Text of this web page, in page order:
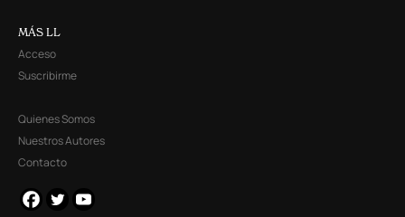
MÁS LL
Acceso
Suscribirme
Quienes Somos
Nuestros Autores
Contacto